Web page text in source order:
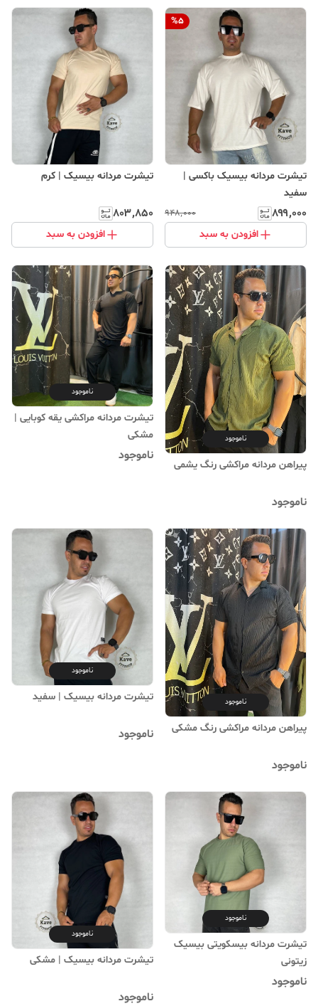
%5
تیشرت مردانه بیسیک باکسی |
‌سفید
۸۹۹٬۰۰۰ ۹۴۸٬۰۰۰
افزودن به سبد
تیشرت مردانه بیسیک | ‌کرم
۸۰۳٬۸۵۰
افزودن به سبد
ناموجود
پیراهن مردانه مراکشی رنگ یشمی
ناموجود
ناموجود
تیشرت مردانه مراکشی یقه کوبایی |
‌مشکی
ناموجود
ناموجود
پیراهن مردانه مراکشی رنگ مشکی
ناموجود
ناموجود
تیشرت مردانه بیسیک | ‌سفید
ناموجود
ناموجود
تیشرت مردانه بیسکویتی بیسیک
زیتونی
ناموجود
ناموجود
تیشرت مردانه بیسیک | ‌مشکی
ناموجود